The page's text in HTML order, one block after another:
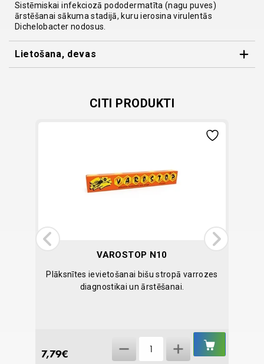
Sistēmiskai infekciozā pododermatīta (nagu puves)
ārstēšanai sākuma stadijā, kuru ierosina virulentās
Dichelobacter nodosus.
Lietošana, devas
CITI PRODUKTI
GROZĀ
VAROSTOP N10
Plāksnītes ievietošanai bišu stropā varrozes
diagnostikai un ārstēšanai.
7,79€
N10